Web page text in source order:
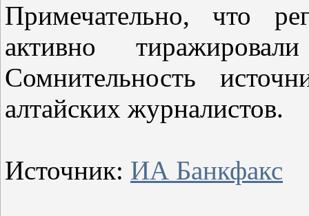
Примечательно, что
активно
Сомнительность
алтайских журналистов.
Источник: ИА Банкфакс